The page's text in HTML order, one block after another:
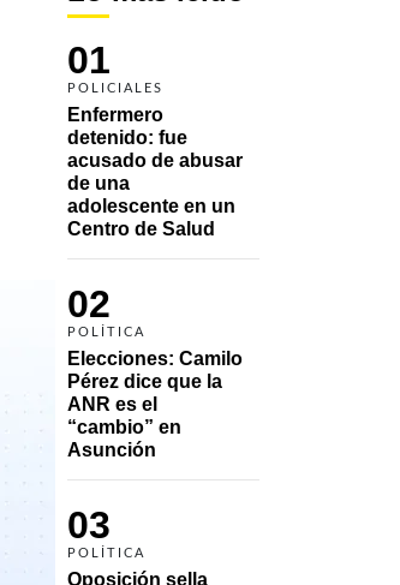
01
POLICIALES
Enfermero
detenido: fue
acusado de abusar
de una
adolescente en un
Centro de Salud
02
POLÍTICA
Elecciones: Camilo
Pérez dice que la
ANR es el
“cambio” en
Asunción
03
POLÍTICA
Oposición sella